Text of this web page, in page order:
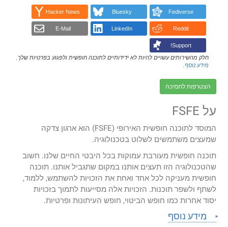
Fediverse
Bluesky
Hacker News
Reddit
LinkedIn
E-Mail
Support!
חלק מהשירותים עשויים להיות לא ידידותיים לתוכנה חופשית ולפגוע בפרטיות שלך.
מידע נוסף.
הצטרפות לתמיכה
על FSFE
המוסד לתוכנה חופשית האירופי (FSFE) הוא ארגון צדקה
שמעצים משתמשים לשלוט בטכנולוגיה.
תוכנה חופשית מעורבת עמוקות בכל היבטי החיים שלנו. חשוב
שהטכנולוגיה הזו תעצים אותנו במקום שתגביל אותנו. תוכנה
חופשית מעניקה לכל אחד ואחת את הזכויות להשתמש, ללמוד,
לשתף ולשפר תוכנות. הזכויות אלה מסייעות לתמוך בזכויות
יסוד אחרות כמו חופש הביטוי, חופש העיתונות ופרטיות.
מידע נוסף